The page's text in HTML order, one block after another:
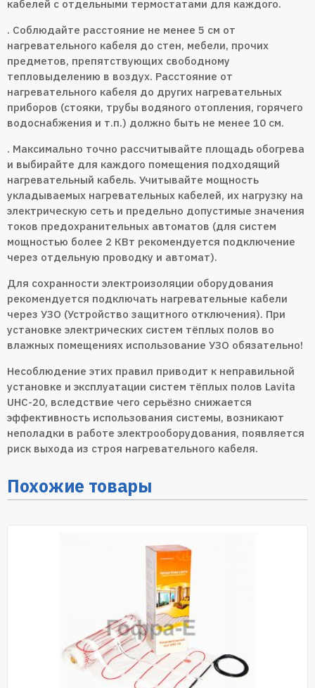
кабелей с отдельными термостатами для каждого.
. Соблюдайте расстояние не менее 5 см от
нагревательного кабеля до стен, мебели, прочих
предметов, препятствующих свободному
тепловыделению в воздух. Расстояние от
нагревательного кабеля до других нагревательных
приборов (стояки, трубы водяного отопления, горячего
водоснабжения и т.п.) должно быть не менее 10 см.
. Максимально точно рассчитывайте площадь обогрева
и выбирайте для каждого помещения подходящий
нагревательный кабель. Учитывайте мощность
укладываемых нагревательных кабелей, их нагрузку на
электрическую сеть и предельно допустимые значения
токов предохранительных автоматов (для систем
мощностью более 2 КВт рекомендуется подключение
через отдельную проводку и автомат).
Для сохранности электроизоляции оборудования
рекомендуется подключать нагревательные кабели
через УЗО (Устройство защитного отключения). При
установке электрических систем тёплых полов во
влажных помещениях использование УЗО обязательно!
Несоблюдение этих правил приводит к неправильной
установке и эксплуатации систем тёплых полов Lavita
UHC-20, вследствие чего серьёзно снижается
эффективность использования системы, возникают
неполадки в работе электрооборудования, появляется
риск выхода из строя нагревательного кабеля.
Похожие товары